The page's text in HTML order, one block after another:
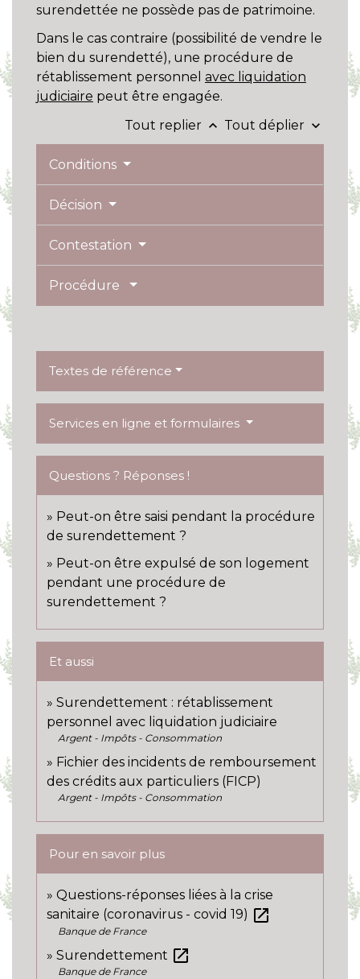
surendettée ne possède pas de patrimoine.
Dans le cas contraire (possibilité de vendre le
bien du surendetté), une procédure de
rétablissement personnel avec liquidation
judiciaire peut être engagée.
Tout replier keyboard_arrow_up Tout déplier keyboard_arrow_down
Conditions
Décision
Contestation
Procédure
Textes de référence
Services en ligne et formulaires
Questions ? Réponses !
Peut-on être saisi pendant la procédure
de surendettement ?
Peut-on être expulsé de son logement
pendant une procédure de
surendettement ?
Et aussi
Surendettement : rétablissement
personnel avec liquidation judiciaire
Argent - Impôts - Consommation
Fichier des incidents de remboursement
des crédits aux particuliers (FICP)
Argent - Impôts - Consommation
Pour en savoir plus
Questions-réponses liées à la crise
sanitaire (coronavirus - covid 19) open_in_new
Banque de France
Surendettement open_in_new
Banque de France